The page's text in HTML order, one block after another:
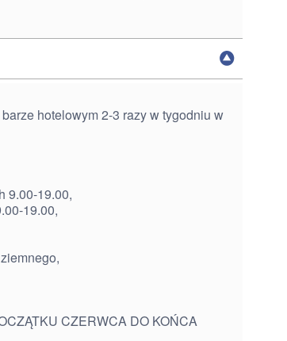
hotelowym 2-3 razy w tygodniu w
9.00-19.00,
19.00,
CZERWCA DO KOŃCA